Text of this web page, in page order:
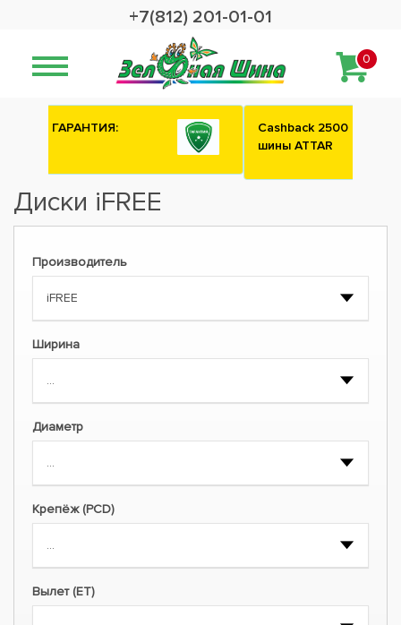
+7(812) 201-01-01
0
Сashback 2500 рублей на зимние
Диски iFREE
Производитель
Ширина
Диаметр
Крепёж (PCD)
Вылет (ET)